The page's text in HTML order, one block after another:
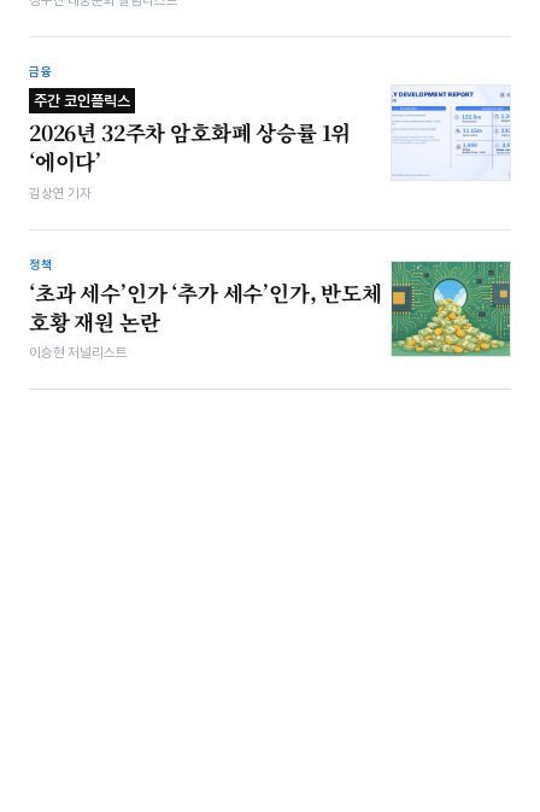
금융
주간 코인플릭스
2026년 32주차 암호화폐 상승률 1위
‘에이다’
김상연 기자
정책
‘초과 세수’인가 ‘추가 세수’인가, 반도체
호황 재원 논란
이승현 저널리스트